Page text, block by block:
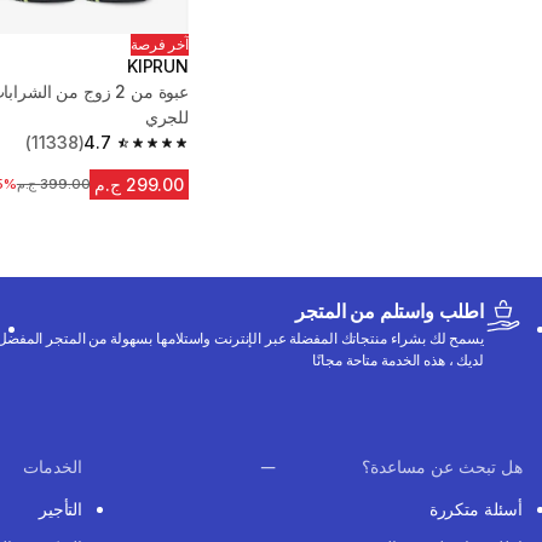
آخر فرصة
KIPRUN
عبوة من 2 زوج من
للجري
4.7
4.7 out of 5 stars from 11338 reviews
(11338)
299.00 ج.م السعر قبل
399.00 ج.م
اطلب واستلم من المتجر
يسمح لك بشراء منتجاتك المفضلة عبر الإنترنت واستلامها بسهولة من المتجر
لديك ، هذه الخدمة متاحة مجانًا
هل تبحث عن مساعدة؟
أسئلة متكررة
الخدمات
التأجير